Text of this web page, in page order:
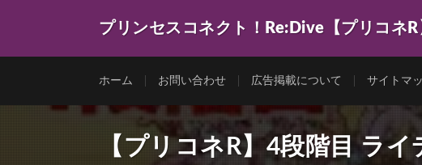
プリンセスコネクト！Re:Dive【プリコネ
ホーム お問い合わせ 広告掲載について サイトマ
【プリコネR】4段階目 ラ